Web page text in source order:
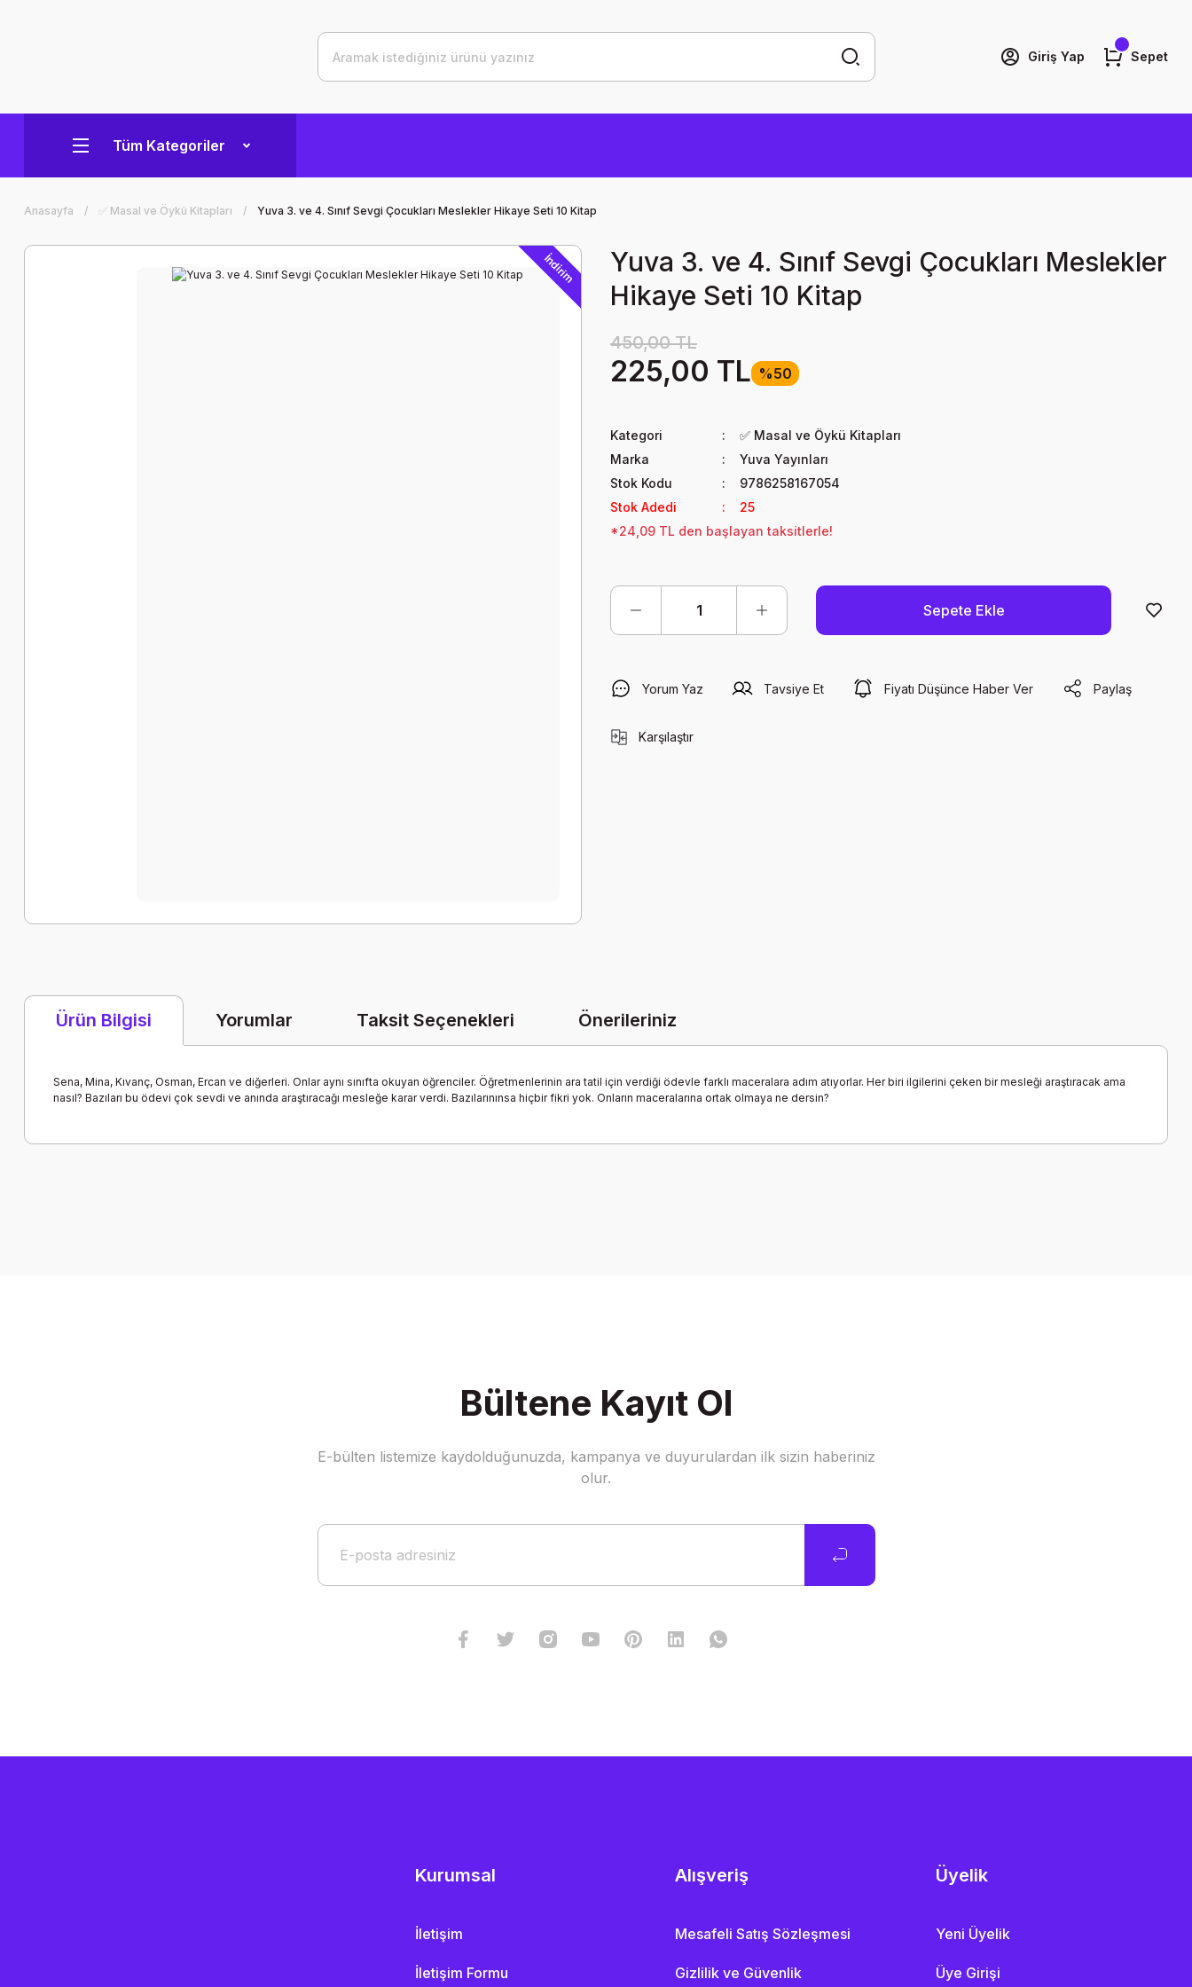
Giriş Yap Sepet
Tüm Kategoriler
Anasayfa ✅ Masal ve Öykü Kitapları Yuva 3. ve 4. Sınıf Sevgi Çocukları Meslekler Hikaye Seti 10 Kitap
İndirim
Yuva 3. ve 4. Sınıf Sevgi Çocukları Meslekler
Hikaye Seti 10 Kitap
450,00 TL
225,00 TL %50
Kategori
✅ Masal ve Öykü Kitapları
Marka
Yuva Yayınları
Stok Kodu
9786258167054
Stok Adedi
25
*24,09 TL den başlayan taksitlerle!
Sepete Ekle
Yorum Yaz Tavsiye Et Fiyatı Düşünce Haber Ver Paylaş
Karşılaştır
Ürün Bilgisi Yorumlar Taksit Seçenekleri Önerileriniz
Sena, Mina, Kıvanç, Osman, Ercan ve diğerleri. Onlar aynı sınıfta okuyan öğrenciler. Öğretmenlerinin ara tatil için verdiği ödevle farklı maceralara adım atıyorlar. Her biri ilgilerini çeken bir mesleği araştıracak ama
nasıl? Bazıları bu ödevi çok sevdi ve anında araştıracağı mesleğe karar verdi. Bazılarınınsa hiçbir fikri yok. Onların maceralarına ortak olmaya ne dersin?
Gönder
Bültene Kayıt Ol
E-bülten listemize kaydolduğunuzda, kampanya ve duyurulardan ilk sizin haberiniz
olur.
Kurumsal
İletişim
İletişim Formu
Alışveriş
Mesafeli Satış Sözleşmesi
Gizlilik ve Güvenlik
Üyelik
Yeni Üyelik
Üye Girişi